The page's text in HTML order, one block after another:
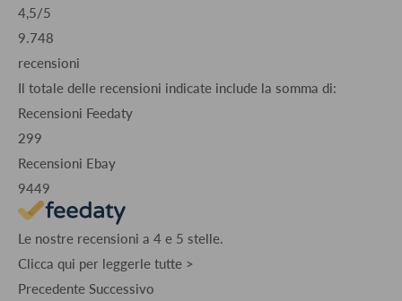
4,5/5
9.748
recensioni
Il totale delle recensioni indicate include la somma di:
Recensioni Feedaty
299
Recensioni Ebay
9449
Le nostre recensioni a 4 e 5 stelle.
Clicca qui per leggerle tutte >
Precedente Successivo